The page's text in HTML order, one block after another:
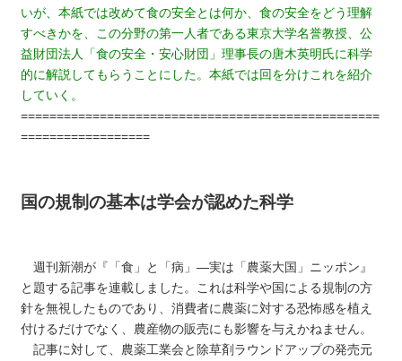
いが、本紙では改めて食の安全とは何か、食の安全をどう理解
すべきかを、この分野の第一人者である東京大学名誉教授、公
益財団法人「食の安全・安心財団」理事長の唐木英明氏に科学
的に解説してもらうことにした。本紙では回を分けこれを紹介
していく。
==================================================
==================
国の規制の基本は学会が認めた科学
週刊新潮が『「食」と「病」―実は「農薬大国」ニッポン』
と題する記事を連載しました。これは科学や国による規制の方
針を無視したものであり、消費者に農薬に対する恐怖感を植え
付けるだけでなく、農産物の販売にも影響を与えかねません。
記事に対して、農薬工業会と除草剤ラウンドアップの発売元